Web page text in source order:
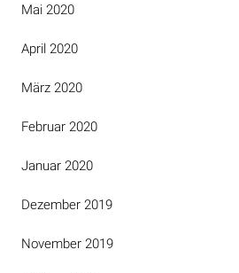
Mai 2020
April 2020
März 2020
Februar 2020
Januar 2020
Dezember 2019
November 2019